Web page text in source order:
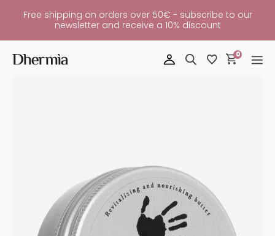
Free shipping on orders over 50€ - subscribe to our
newsletter and receive a 10% discount
0